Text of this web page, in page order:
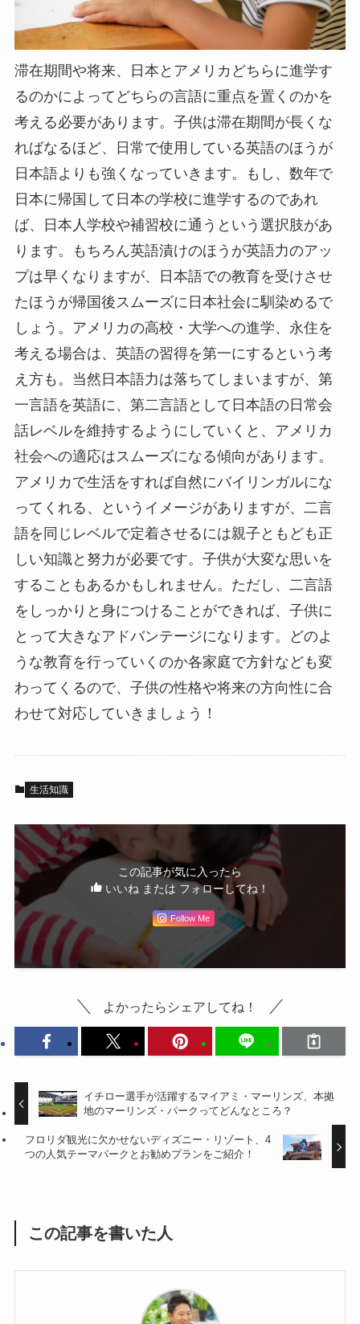
滞在期間や将来、日本とアメリカどちらに進学す
るのかによってどちらの言語に重点を置くのかを
考える必要があります。子供は滞在期間が長くな
ればなるほど、日常で使用している英語のほうが
日本語よりも強くなっていきます。もし、数年で
日本に帰国して日本の学校に進学するのであれ
ば、日本人学校や補習校に通うという選択肢があ
ります。もちろん英語漬けのほうが英語力のアッ
プは早くなりますが、日本語での教育を受けさせ
たほうが帰国後スムーズに日本社会に馴染めるで
しょう。アメリカの高校・大学への進学、永住を
考える場合は、英語の習得を第一にするという考
え方も。当然日本語力は落ちてしまいますが、第
一言語を英語に、第二言語として日本語の日常会
話レベルを維持するようにしていくと、アメリカ
社会への適応はスムーズになる傾向があります。
アメリカで生活をすれば自然にバイリンガルにな
ってくれる、というイメージがありますが、二言
語を同じレベルで定着させるには親子ともども正
しい知識と努力が必要です。子供が大変な思いを
することもあるかもしれません。ただし、二言語
をしっかりと身につけることができれば、子供に
とって大きなアドバンテージになります。どのよ
うな教育を行っていくのか各家庭で方針なども変
わってくるので、子供の性格や将来の方向性に合
わせて対応していきましょう！
生活知識
この記事が気に入ったら
いいね または フォローしてね！
Follow Me
よかったらシェアしてね！
イチロー選手が活躍するマイアミ・マーリンズ、本拠
地のマーリンズ・パークってどんなところ？
フロリダ観光に欠かせないディズニー・リゾート、4
つの人気テーマパークとお勧めプランをご紹介！
この記事を書いた人